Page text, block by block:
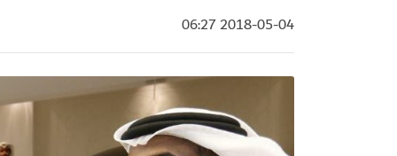
2018-05-04 06:27